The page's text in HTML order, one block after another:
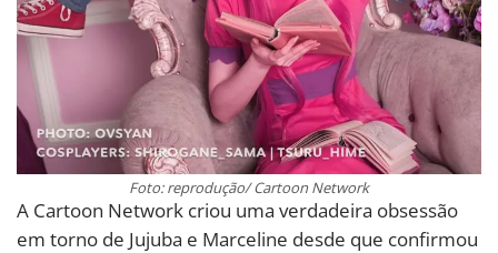
Foto: reprodução/ Cartoon Network
A Cartoon Network criou uma verdadeira obsessão
em torno de Jujuba e Marceline desde que confirmou